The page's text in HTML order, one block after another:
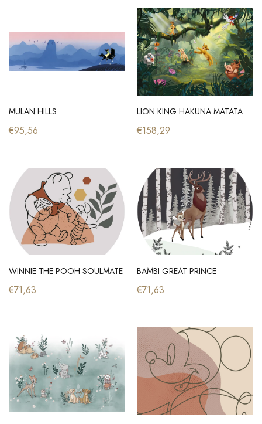
MULAN HILLS
€95,56
LION KING HAKUNA MATATA
€158,29
WINNIE THE POOH SOULMATE
€71,63
BAMBI GREAT PRINCE
€71,63